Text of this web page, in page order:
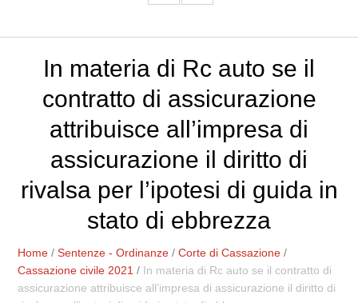
In materia di Rc auto se il
contratto di assicurazione
attribuisce all’impresa di
assicurazione il diritto di
rivalsa per l’ipotesi di guida in
stato di ebbrezza
Home /Sentenze - Ordinanze /Corte di Cassazione /
Cassazione civile 2021 / In materia di Rc auto se il contratto di
assicurazione attribuisce all’impresa di assicurazione il diritto di